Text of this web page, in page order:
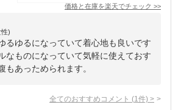
価格と在庫を楽天でチェック >>
)
るゆるになっていて着心地も良いです
なものになっていて気軽に使えておす
もあっためられます。
全てのおすすめコメント (1 件) >